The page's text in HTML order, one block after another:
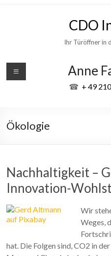
CDO
Ihr Türöffner in
Anne
☎ + 49
Ökologie
Nachhaltigkeit –
Innovation-
Wir
Weges,
hat. Die Folgen sind, CO2 in